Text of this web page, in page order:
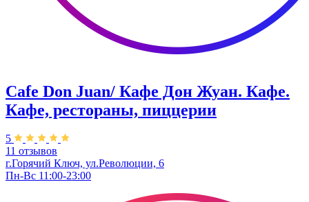
Cafe Don Juan/ Кафе Дон Жуан. Кафе.
Кафе, рестораны, пиццерии
5
11 отзывов
г.Горячий Ключ, ул.Революции, 6
Пн-Вс 11:00-23:00